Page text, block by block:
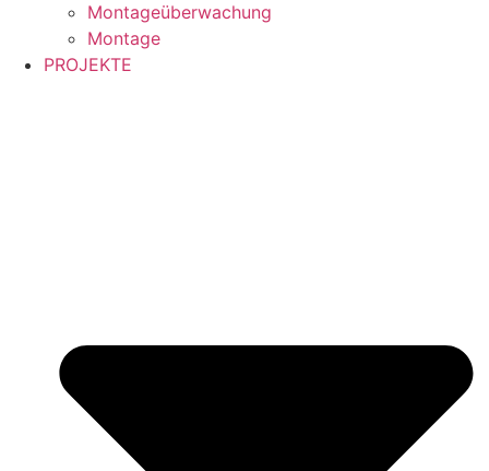
Montageüberwachung
Montage
PROJEKTE